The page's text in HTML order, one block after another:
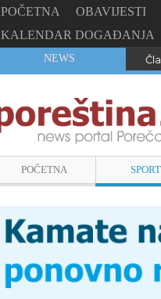
POČETNA OBAVIJESTI
KALENDAR DOGAĐANJA
NEWS
POČETNA SPORT